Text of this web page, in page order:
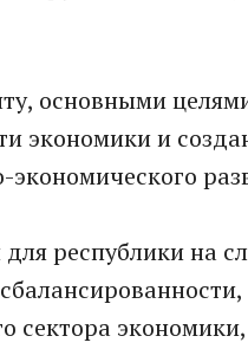
основными
экономики и
республики на
сектора